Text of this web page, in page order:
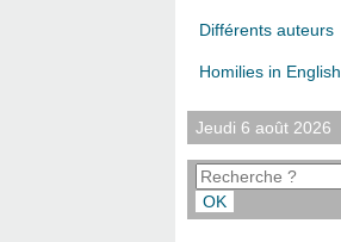
Différents auteurs
Homilies in English
Jeudi 6 août 2026